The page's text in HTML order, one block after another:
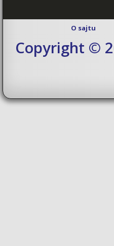
O sajtu
Copyright ©